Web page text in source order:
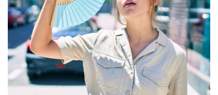
Ψυχολογία
Υγεία + Διατροφή
Σχέσεις & Σεξ
Fitness
Woman Power
Parenting